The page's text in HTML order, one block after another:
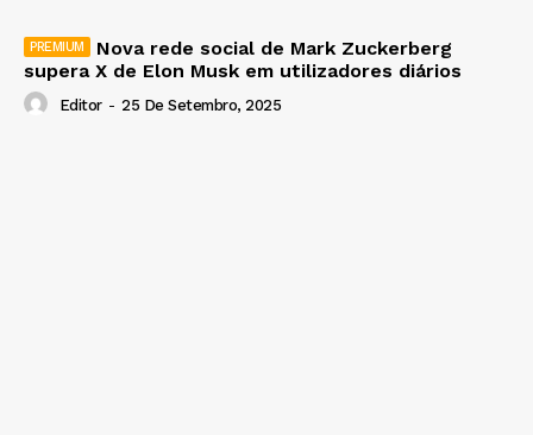
Nova rede social de Mark Zuckerberg
supera X de Elon Musk em utilizadores diários
Editor - 25 De Setembro, 2025